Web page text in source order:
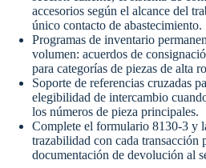
accesorios según el alcance del
único contacto de abastecimiento.
Programas de inventario
volumen: acuerdos de
para categorías de piezas de alta
Soporte de referencias cruzadas
elegibilidad de intercambio
los números de pieza principales.
Complete el formulario 8130-3 y
trazabilidad con cada transacción
documentación de devolución al